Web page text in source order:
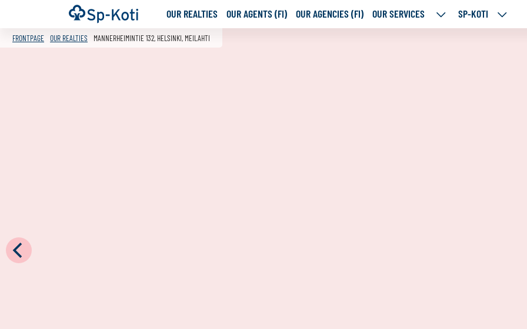
Go
to
content
Frontpage OUR REALTIES OUR AGENTS (FI) OUR AGENCIES (FI) OUR SERVICES
OUR
SP-KOTI
SP-
FRONTPAGE OUR REALTIES MANNERHEIMINTIE 132, HELSINKI, MEILAHTI